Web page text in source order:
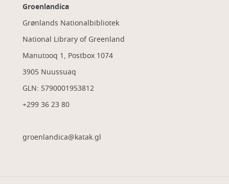
Groenlandica
Grønlands Nationalbibliotek
National Library of Greenland
Manutooq 1, Postbox 1074
3905 Nuussuaq
GLN: 5790001953812
+299 36 23 80
groenlandica@katak.gl